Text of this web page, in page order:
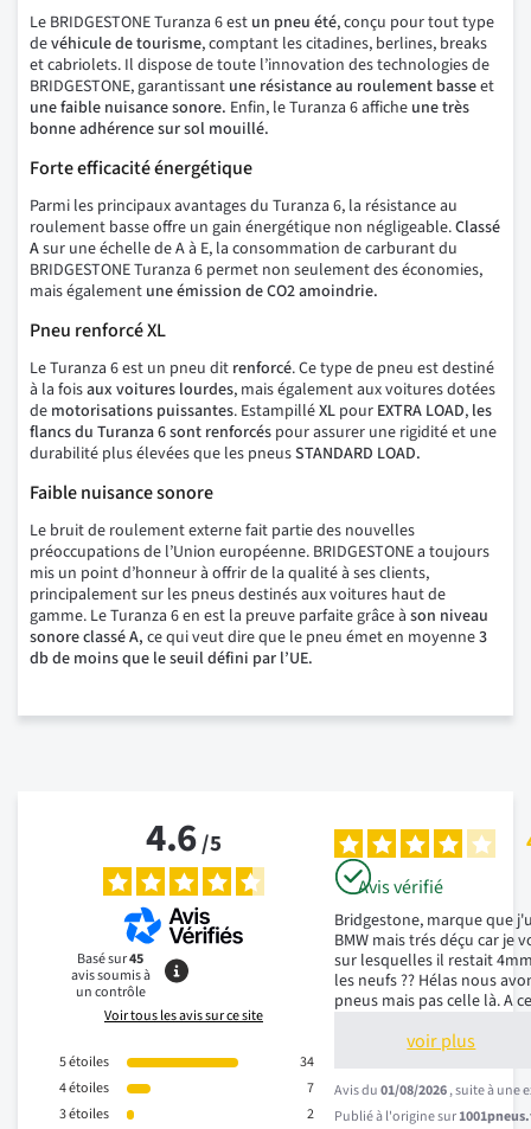
Le BRIDGESTONE Turanza 6 est un pneu été, conçu pour tout type
devéhicule de tourisme, comptant les citadines, berlines, breaks
et cabriolets. Il dispose de toute l’innovation des technologies de
BRIDGESTONE, garantissant une résistance au roulement basseet
une faible nuisance sonore. Enfin, le Turanza 6 affiche une très
bonne adhérence sur sol mouillé.
Forte efficacité énergétique
Parmi les principaux avantages du Turanza 6, la résistance au
roulement basse offre un gain énergétique non négligeable.Classé
Asur une échelle de A à E, la consommation de carburant du
BRIDGESTONE Turanza 6 permet non seulement des économies,
mais également une émission de CO2 amoindrie.
Pneu renforcé XL
Le Turanza 6 est un pneu dit renforcé. Ce type de pneu est destiné
à la foisaux voitures lourdes, mais également aux voitures dotées
de motorisations puissantes. EstampilléXL pour EXTRA LOAD, les
flancs du Turanza 6 sont renforcés pour assurer une rigidité et une
durabilité plus élevées que les pneusSTANDARD LOAD.
Faible nuisance sonore
Le bruit de roulement externe fait partie des nouvelles
préoccupations de l’Union européenne. BRIDGESTONE a toujours
mis un point d’honneur à offrir de la qualité à ses clients,
principalement sur les pneus destinés aux voitures haut de
gamme. Le Turanza 6 en est la preuve parfaite grâce à son niveau
sonore classé A, ce qui veut dire que le pneu émet en moyenne3
db de moins que le seuil défini par l’UE.
4.6/5
Basé sur45
avis soumis à
un contrôle
Voir tous les avis sur ce site
5étoiles
34
4étoiles
7
3étoiles
2
Avis vérifié
Bridgestone, marque que
BMW mais trés déçu car je
sur lesquelles il restait
les neufs ?? Hélas nous
pneus mais pas celle là. A
voir plus
Avis du01/08/2026, suite à une
Publié à l'origine sur